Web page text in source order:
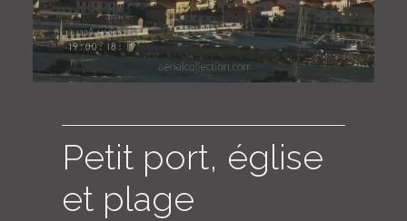
COLLECTIONS
LOGIN
Petit port, église
et plage